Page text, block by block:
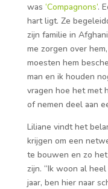
was ‘Compagnons’.
hart ligt. Ze
zijn familie in
me zorgen over
moesten hem
man en ik houden
vragen hoe het met
of nemen deel aan
Liliane vindt het
krijgen om een
te bouwen en zo
zijn. “Ik woon al
jaar, ben hier naar